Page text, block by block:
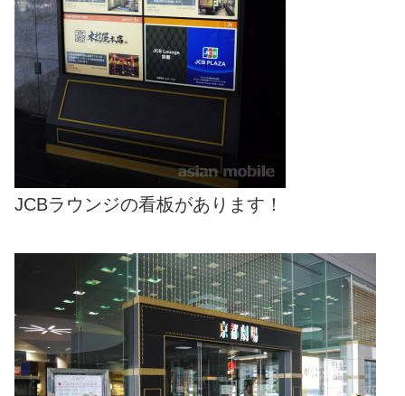
JCBラウンジの看板があります！